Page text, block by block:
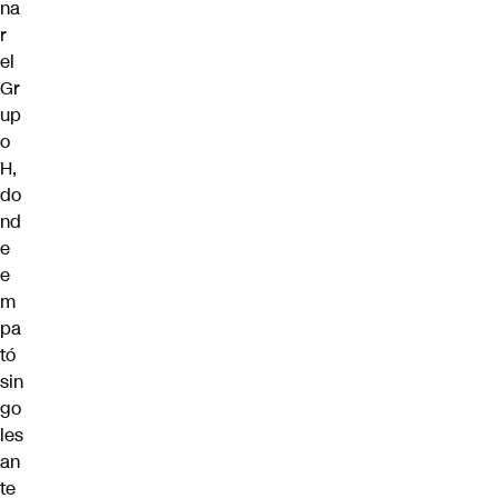
na
r
el
Gr
up
o
H,
do
nd
e
e
m
pa
tó
sin
go
les
an
te